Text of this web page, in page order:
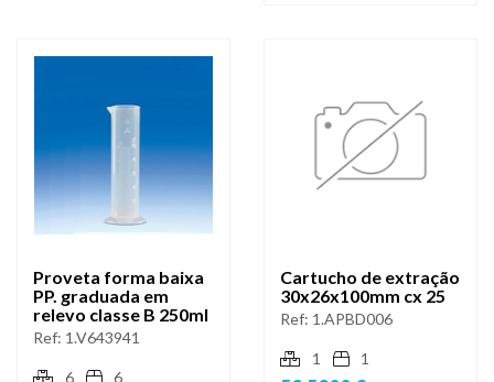
Proveta forma baixa
PP. graduada em
relevo classe B 250ml
Ref: 1.V643941
6 6
Cartucho de extração
30x26x100mm cx 25
Ref: 1.APBD006
1 1